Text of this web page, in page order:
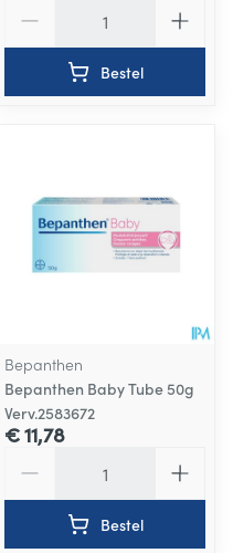
Bestel
Bepanthen
Bepanthen Baby Tube 50g
Verv.2583672
€ 11,78
Bestel